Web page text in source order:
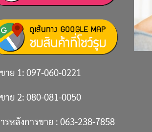
าย 1: 097-060-0221
าย 2: 080-081-0050
รหลังการขาย : 063-238-7858